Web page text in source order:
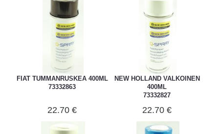
FIAT TUMMANRUSKEA 400ML
73332863
22.70 €
NEW HOLLAND VALKOINEN
400ML
73332827
22.70 €